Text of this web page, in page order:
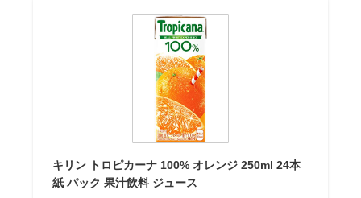
キリン トロピカーナ 100% オレンジ 250ml 24本
紙 パック 果汁飲料 ジュース